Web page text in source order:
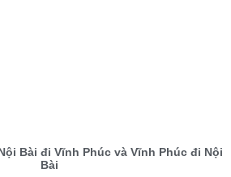
Bài đi Vĩnh Phúc và Vĩnh Phúc đi Nội
Bài